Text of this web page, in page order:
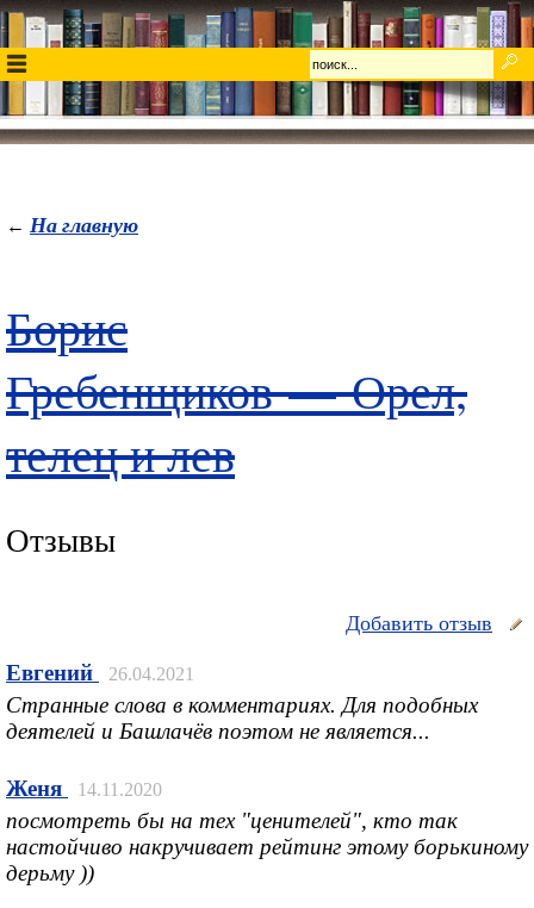
← На главную
Борис
Гребенщиков—Орел,
телец и лев
Отзывы
Добавить отзыв
Евгений 26.04.2021
Странные слова в комментариях. Для подобных
деятелей и Башлачёв поэтом не является...
Женя 14.11.2020
посмотреть бы на тех "ценителей", кто так
настойчиво накручивает рейтинг этому борькиному
дерьму ))